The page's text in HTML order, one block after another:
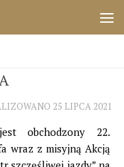
25 LIPCA 2021
obchodzony 22.
wraz z misyjną Akcją